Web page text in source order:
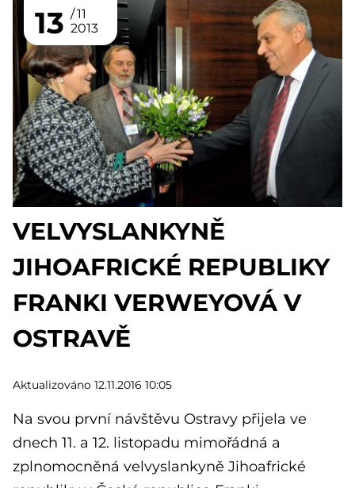
13
11
2013
VELVYSLANKYNĚ
JIHOAFRICKÉ REPUBLIKY
FRANKI VERWEYOVÁ V
OSTRAVĚ
Aktualizováno 12.11.2016 10:05
Na svou první návštěvu Ostravy přijela ve
dnech 11. a 12. listopadu mimořádná a
zplnomocněná velvyslankyně Jihoafrické